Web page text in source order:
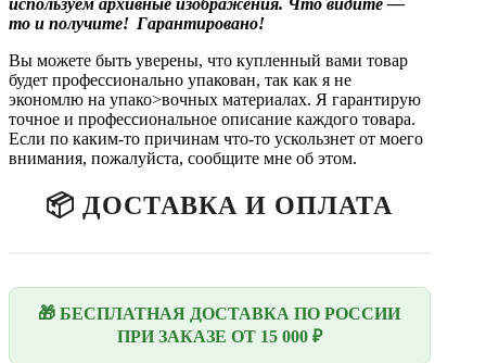
используем архивные изображения. Что видите —
то и получите! Гарантировано!
Вы можете быть уверены, что купленный вами товар
будет профессионально упакован, так как я не
экономлю на упако>вочных материалах. Я гарантирую
точное и профессиональное описание каждого товара.
Если по каким-то причинам что-то ускользнет от моего
внимания, пожалуйста, сообщите мне об этом.
📦 ДОСТАВКА И ОПЛАТА
🎁 БЕСПЛАТНАЯ ДОСТАВКА ПО РОССИИ
ПРИ ЗАКАЗЕ ОТ 15 000 ₽